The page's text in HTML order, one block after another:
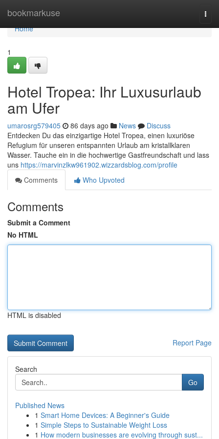
bookmarkuse
Home
Home
1
Hotel Tropea: Ihr Luxusurlaub
am Ufer
umarosrg579405 86 days ago News
Discuss
Entdecken Du das einzigartige Hotel Tropea, einen luxuriöse
Refugium für unseren entspannten Urlaub am kristallklaren
Wasser. Tauche ein in die hochwertige Gastfreundschaft und lass
uns https://marvinzlkw961902.wizzardsblog.com/profile
Comments
Who Upvoted
Comments
Submit a Comment
No HTML
HTML is disabled
Report Page
Search
Go
Published News
1 Smart Home Devices: A Beginner's Guide
1 Simple Steps to Sustainable Weight Loss
1 How modern businesses are evolving through sust...